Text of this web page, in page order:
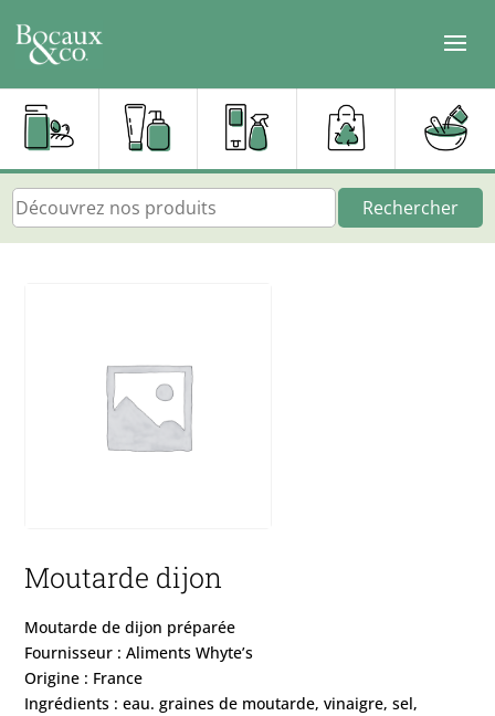
Rechercher
Moutarde dijon
Moutarde de dijon préparée
Fournisseur : Aliments Whyte’s
Origine : France
Ingrédients : eau. graines de moutarde, vinaigre, sel,